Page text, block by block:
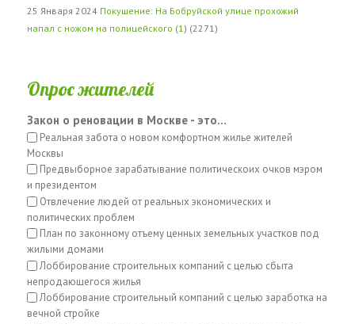
25 Января 2024 Покушение: На Бобруйской улице прохожий
напал с ножом на полицейского (1 ) (2271)
Опрос жителей
Закон о реновации в Москве - это...
Реальная забота о новом комфортном жилье жителей
Москвы
Предвыборное зарабатывание политическоих очков мэром
и президентом
Отвлечение людей от реальных экономических и
политических проблем
План по законному отъему ценных земельных участков под
жилыми домами
Лоббирование строительных компаний с целью сбыта
непродающегося жилья
Лоббирование строительный компаний с целью заработка на
вечной стройке